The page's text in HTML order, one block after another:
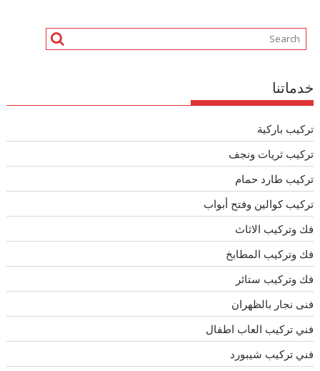
خدماتنا
تركيب باركية
تركيب ثريات ونجف
تركيب طارد حمام
تركيب كوالين وفتح أبواب
فك وتركيب الاثاث
فك وتركيب المطابخ
فك وتركيب ستائر
فنى نجار بالظهران
فني تركيب العاب اطفال
فني تركيب شيبورد